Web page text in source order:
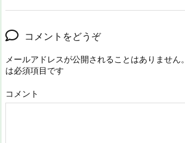
コメントをどうぞ
メールアドレスが公開されることはありません。
は必須項目です
コメント